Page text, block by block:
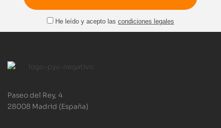
He leído y acepto las condiciones legales
Paseo del Rey, 4
28008 Madrid (España)